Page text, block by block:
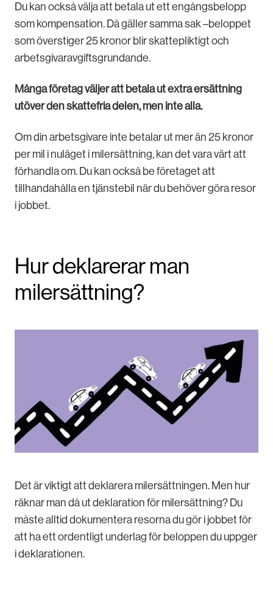
Du kan också välja att betala ut ett engångsbelopp
som kompensation. Då gäller samma sak –beloppet
som överstiger 25 kronor blir skattepliktigt och
arbetsgivaravgiftsgrundande.
Många företag väljer att betala ut extra ersättning
utöver den skattefria delen, men inte alla.
Om din arbetsgivare inte betalar ut mer än 25 kronor
per mil i nuläget i milersättning, kan det vara värt att
förhandla om. Du kan också be företaget att
tillhandahålla en tjänstebil när du behöver göra resor
i jobbet.
Hur deklarerar man
milersättning?
Det är viktigt att deklarera milersättningen. Men hur
räknar man då ut deklaration för milersättning? Du
måste alltid dokumentera resorna du gör i jobbet för
att ha ett ordentligt underlag för beloppen du uppger
i deklarationen.